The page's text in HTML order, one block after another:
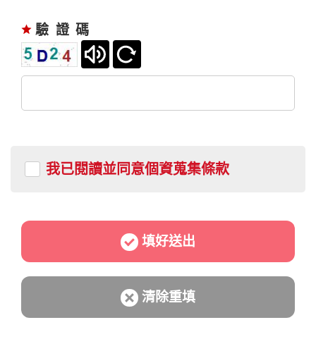
驗證碼
我已閱讀並同意個資蒐集條款
填好送出
清除重填